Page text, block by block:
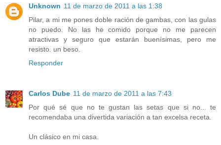
Unknown 11 de marzo de 2011 a las 1:38
Pilar, a mi me pones doble ración de gambas, con las gulas
no puedo. No las he comido porque no me parecen
atractivas y seguro que estarán buenísimas, pero me
resisto. un beso.
Responder
Carlos Dube 11 de marzo de 2011 a las 7:43
Por qué sé que no te gustan las setas que si no... te
recomendaba una divertida variación a tan excelsa receta.
Un clásico en mi casa.